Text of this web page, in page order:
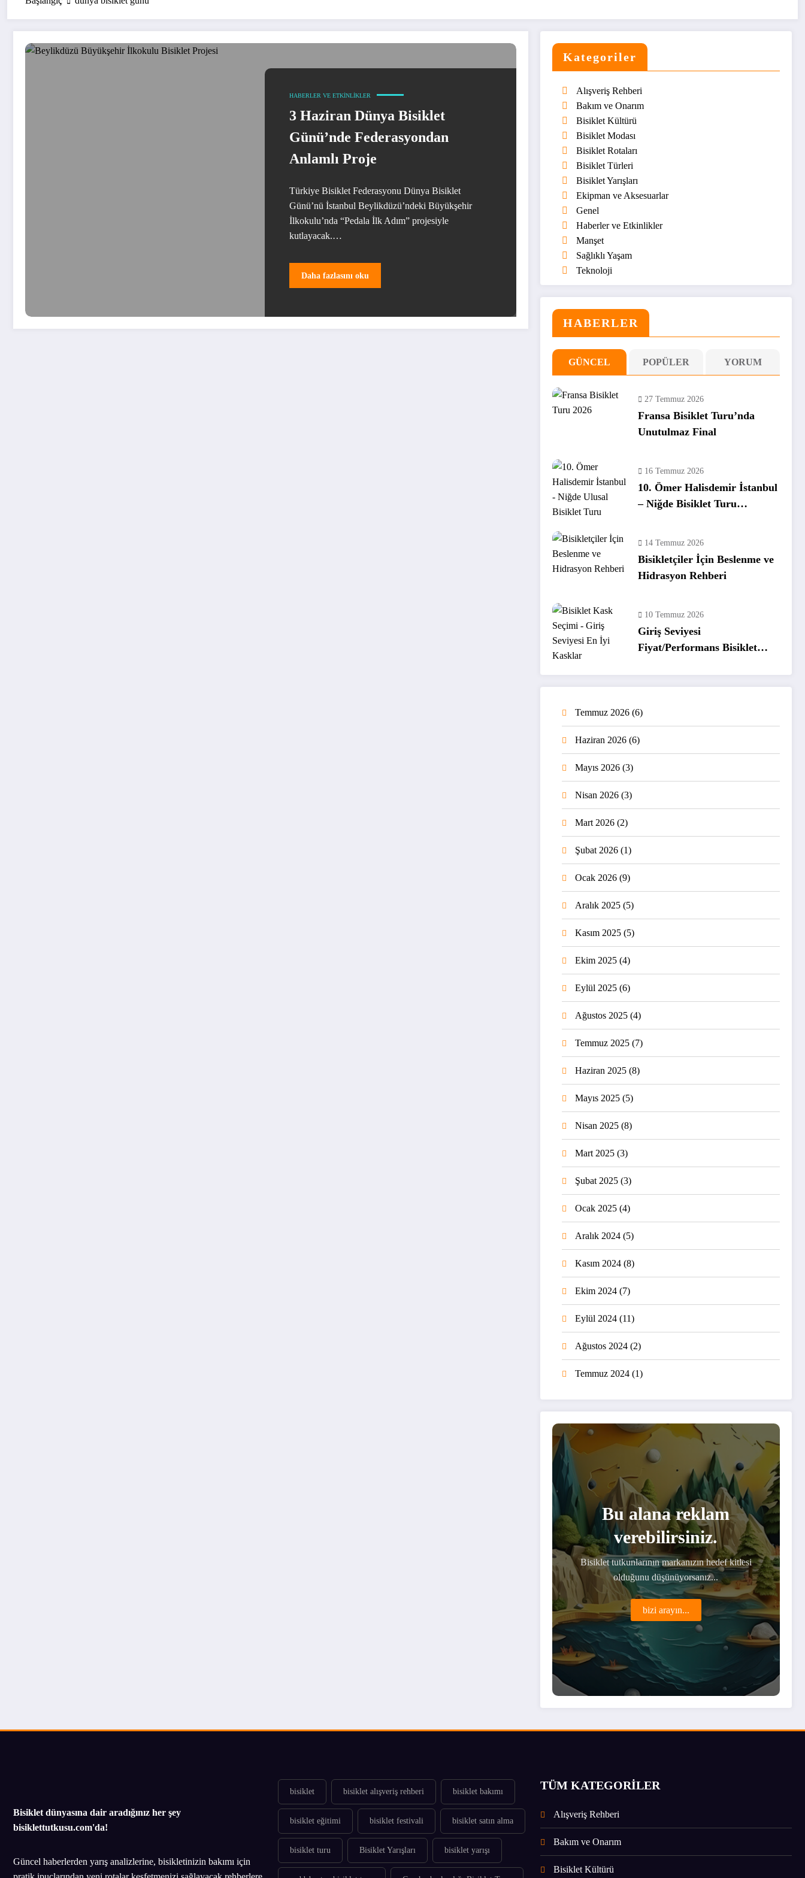
HABERLER VE ETKINLIKLER
3 Haziran Dünya Bisiklet
Günü’nde Federasyondan
Anlamlı Proje
Türkiye Bisiklet Federasyonu Dünya Bisiklet
Günü’nü İstanbul Beylikdüzü’ndeki Büyükşehir
İlkokulu’nda “Pedala İlk Adım” projesiyle
kutlayacak.…
Daha fazlasını oku
Kategoriler
Alışveriş Rehberi
Bakım ve Onarım
Bisiklet Kültürü
Bisiklet Modası
Bisiklet Rotaları
Bisiklet Türleri
Bisiklet Yarışları
Ekipman ve Aksesuarlar
Genel
Haberler ve Etkinlikler
Manşet
Sağlıklı Yaşam
Teknoloji
HABERLER
GÜNCEL POPÜLER YORUM
27 Temmuz 2026
Fransa Bisiklet Turu’nda
Unutulmaz Final
16 Temmuz 2026
10. Ömer Halisdemir İstanbul
– Niğde Bisiklet Turu
14 Temmuz 2026
Bisikletçiler İçin Beslenme ve
Hidrasyon Rehberi
10 Temmuz 2026
Giriş Seviyesi
Fiyat/Performans Bisiklet
Temmuz 2026 (6)
Haziran 2026 (6)
Mayıs 2026 (3)
Nisan 2026 (3)
Mart 2026 (2)
Şubat 2026 (1)
Ocak 2026 (9)
Aralık 2025 (5)
Kasım 2025 (5)
Ekim 2025 (4)
Eylül 2025 (6)
Ağustos 2025 (4)
Temmuz 2025 (7)
Haziran 2025 (8)
Mayıs 2025 (5)
Nisan 2025 (8)
Mart 2025 (3)
Şubat 2025 (3)
Ocak 2025 (4)
Aralık 2024 (5)
Kasım 2024 (8)
Ekim 2024 (7)
Eylül 2024 (11)
Ağustos 2024 (2)
Temmuz 2024 (1)
Bu alana reklam
verebilirsiniz.
Bisiklet tutkunlarının markanızın hedef kitlesi
olduğunu düşünüyorsanız...
bizi arayın...
Bisiklet dünyasına dair aradığınız her şey
bisiklettutkusu.com'da!
Güncel haberlerden yarış analizlerine, bisikletinizin bakımı için
bisiklet bisiklet alışveriş rehberi bisiklet bakımı
bisiklet eğitimi bisiklet festivali bisiklet satın alma
bisiklet turu Bisiklet Yarışları bisiklet yarışı
TÜM KATEGORİLER
Alışveriş Rehberi
Bakım ve Onarım
Bisiklet Kültürü